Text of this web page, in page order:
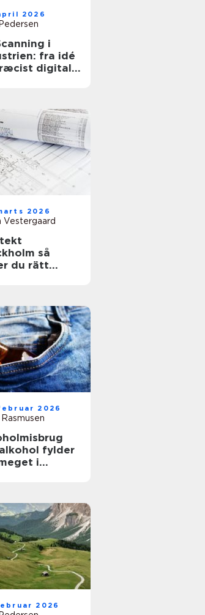
2026
i
fra idé
digitalt
2026
Vestergaard
så
du rätt
2026
fylder
i
2026